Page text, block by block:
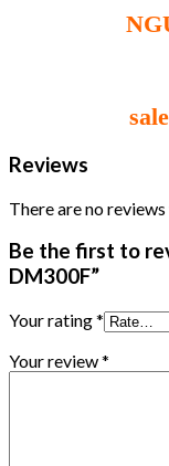
Reviews
There are no reviews
Be the first to
DM300F”
Your rating*
Your review*